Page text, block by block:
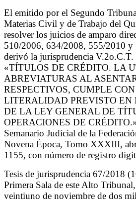
El emitido por el Segundo
Materias Civil y de Trabajo del
resolver los juicios de amparo
510/2006, 634/2008, 555/2010 y
derivó la jurisprudencia V.2o.C.T.
«TÍTULOS DE CRÉDITO. LA
ABREVIATURAS AL
RESPECTIVOS, CUMPLE
LITERALIDAD PREVISTO EN
DE LA LEY GENERAL DE
OPERACIONES DE
Semanario Judicial de la
Novena Época, Tomo XXXIII,
1155, con número de registro
Tesis de jurisprudencia 67/2018
Primera Sala de este Alto
veintiuno de noviembre de dos